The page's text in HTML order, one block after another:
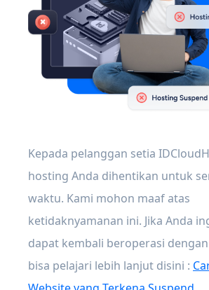
Kepada pelanggan setia
hosting Anda dihentikan untuk
waktu. Kami mohon maaf atas
ketidaknyamanan ini. Jika Anda
dapat kembali beroperasi dengan
bisa pelajari lebih lanjut disini :